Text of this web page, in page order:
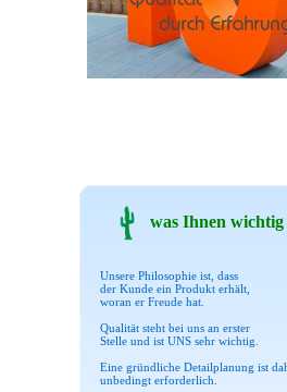
was Ihnen wichtig
Unsere Philosophie ist, dass
der Kunde ein Produkt erhält,
woran er Freude hat.
Qualität steht bei uns an erster
Stelle und ist UNS sehr wichtig.
Eine gründliche Detailplanung ist
unbedingt erforderlich.